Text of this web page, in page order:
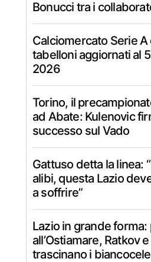
Bonucci tra i
Calciomercato Serie A
tabelloni aggiornati al
2026
Torino, il
ad Abate: Kulenovic
successo sul Vado
Gattuso detta la linea:
alibi, questa Lazio
a soffrire”
Lazio in grande forma:
all’Ostiamare, Ratkov
trascinano i